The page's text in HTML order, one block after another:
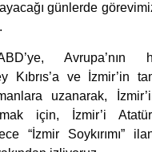
günlerde
Avrupa’nın
Kıbrıs’a ve İzmir’in
uzanarak,
için, İzmir’i
“İzmir Soykırımı”